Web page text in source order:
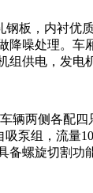
，内衬优
降噪处理。
供电，发电
辆两侧各配
泵组，流量
螺旋切割